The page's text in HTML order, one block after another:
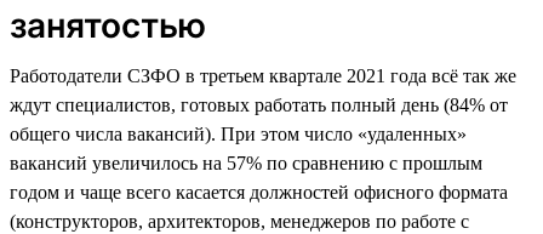
занятостью
Работодатели СЗФО в третьем квартале 2021 года всё так же
ждут специалистов, готовых работать полный день (84% от
общего числа вакансий). При этом число «удаленных»
вакансий увеличилось на 57% по сравнению с прошлым
годом и чаще всего касается должностей офисного формата
(конструкторов, архитекторов, менеджеров по работе с